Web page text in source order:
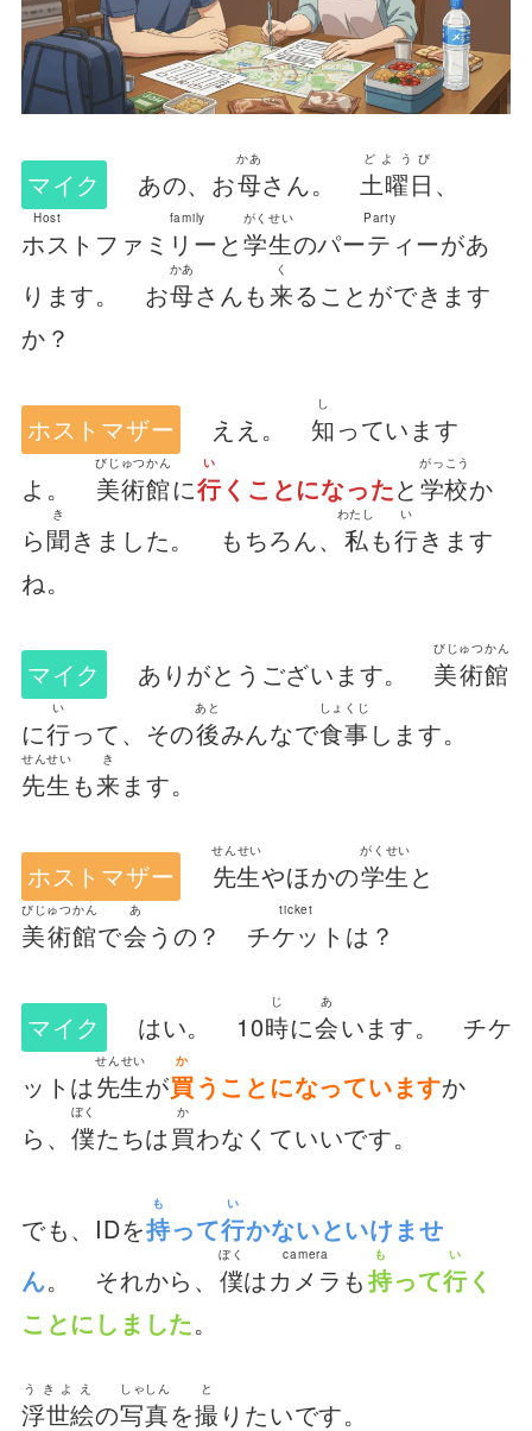
マイク あの、お母
かあ
さん。土曜日
どようび
、
ホストファミリー
Host family
と学生
がくせい
のパーティー
Party
があ
ります。 お母
かあ
さんも 来
く
ることができます
か？
ホストマザー ええ。 知
し
っています
よ。 美術館
びじゅつかん
に行
い
くことになったと 学校
がっこう
か
ら聞
き
きました。 もちろん、 私
わたし
も行
い
きます
ね。
マイク ありがとうございます。 美術館
びじゅつかん
に行
い
って、その後
あと
みんなで食事
しょくじ
します。
先生
せんせい
も来
き
ます。
ホストマザー 先生
せんせい
やほかの学生
がくせい
と
美術館
びじゅつかん
で会
あ
うの？ チケット
ticket
は？
マイク はい。 10時
じ
に会
あ
います。 チケ
ットは先生
せんせい
が買
か
うことになっていますか
ら、 僕
ぼく
たちは買
か
わなくていいです。
でも、IDを持
も
って行
い
かないといけませ
ん。 それから、 僕
ぼく
はカメラ
camera
も持
も
って行
い
く
ことにしました。
浮世絵
うきよえ
の写真
しゃしん
を撮
と
りたいです。